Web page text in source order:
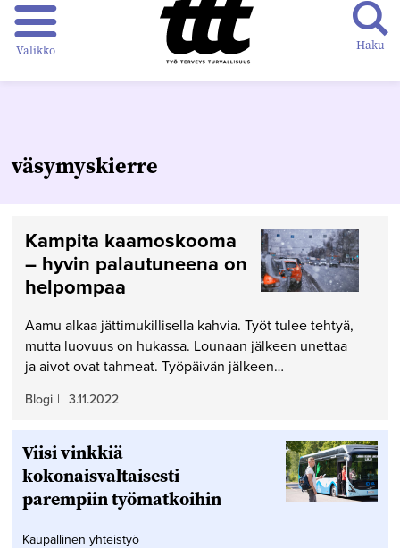
Valikko Haku
väsymyskierre
Kampita kaamoskooma
– hyvin palautuneena on
helpompaa
Aamu alkaa jättimukillisella kahvia. Työt tulee tehtyä,
mutta luovuus on hukassa. Lounaan jälkeen unettaa
ja aivot ovat tahmeat. Työpäivän jälkeen…
Blogi | 3.11.2022
Viisi vinkkiä
kokonaisvaltaisesti
parempiin työmatkoihin
Kaupallinen yhteistyö